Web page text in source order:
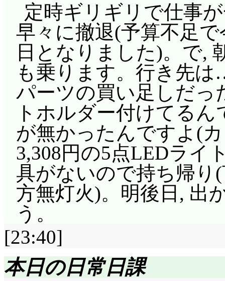
定時ギリギリで仕事
早々に撤退(予算不足
日となりました)。で,
も乗ります。行き先
パーツの買い足しだっ
トホルダー付けてる
が無かったんですよ(
3,308円の5点LEDラ
具がないので持ち帰り
方無灯火)。明後日, 出
う。
[23:40]
本日の日常日課